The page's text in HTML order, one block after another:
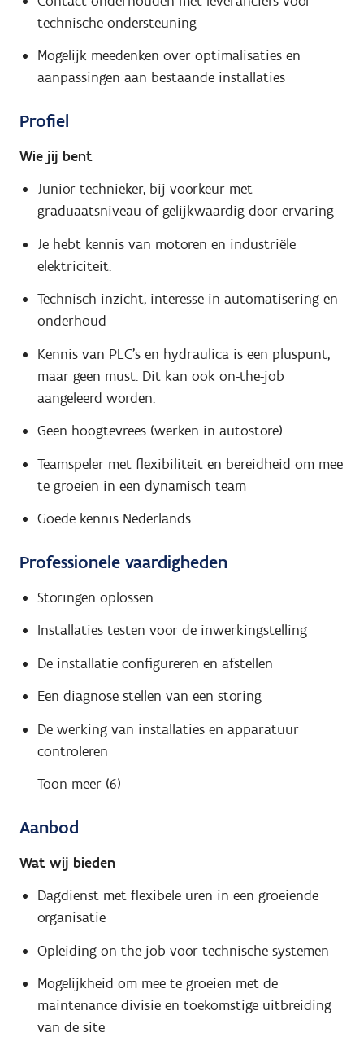
technische ondersteuning
Mogelijk meedenken over optimalisaties en
aanpassingen aan bestaande installaties
Profiel
Wie jij bent
Junior technieker, bij voorkeur met
graduaatsniveau of gelijkwaardig door ervaring
Je hebt kennis van motoren en industriële
elektriciteit.
Technisch inzicht, interesse in automatisering en
onderhoud
Kennis van PLC’s en hydraulica is een pluspunt,
maar geen must. Dit kan ook on-the-job
aangeleerd worden.
Geen hoogtevrees (werken in autostore)
Teamspeler met flexibiliteit en bereidheid om mee
te groeien in een dynamisch team
Goede kennis Nederlands
Professionele vaardigheden
Storingen oplossen
Installaties testen voor de inwerkingstelling
De installatie configureren en afstellen
Een diagnose stellen van een storing
De werking van installaties en apparatuur
controleren
Toon meer (6)
Aanbod
Wat wij bieden
Dagdienst met flexibele uren in een groeiende
organisatie
Opleiding on-the-job voor technische systemen
Mogelijkheid om mee te groeien met de
maintenance divisie en toekomstige uitbreiding
van de site